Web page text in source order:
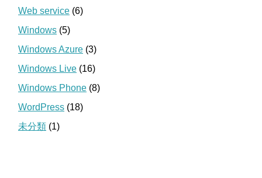
Web service (6)
Windows (5)
Windows Azure (3)
Windows Live (16)
Windows Phone (8)
WordPress (18)
未分類 (1)